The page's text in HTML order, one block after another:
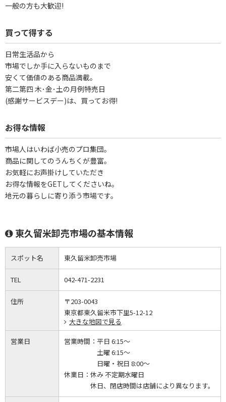
一般の方も大歓迎!
買って得する
日常生活品から
市場でしか手に入らないものまで
安くて価値のある商品満載。
第二第四 木･金･土の月例特売日
(感謝サービスデー)は、買ってお得!
お得な情報
市場人はいわば小売のプロ集団。
商品に関してのうんちくが豊富。
お気軽にお声掛けしていただき
お得な情報をGETしてくださいね。
地元の暮らしに寄り添う市場です。
東久留米卸売市場の基本情報
スポット名 東久留米卸売市場
TEL 042-471-2231
住所
〒203-0043
東京都東久留米市下里5-12-12
大きな地図で見る
営業日 営業時間： 平日 6:15～
土曜 6:15～
日曜・祝日 8:00～
休業日： 休み 不定期水曜日
休日、閉店時間は店舗により異なります。